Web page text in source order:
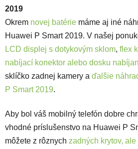
2019
Okrem novej batérie máme aj iné
Huawei P Smart 2019. V našej
LCD displej s dotykovým sklom, flex
nabíjací konektor alebo dosku
sklíčko zadnej kamery a ďalšie
P Smart 2019.
Aby bol váš mobilný telefón dobre
vhodné príslušenstvo na Huawei P
môžete z rôznych zadných krytov,